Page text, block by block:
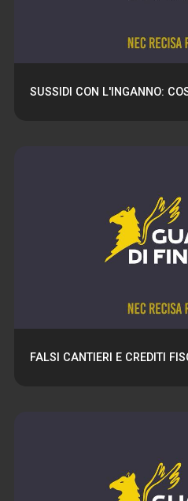
SUSSIDI CON L'INGANNO:
FALSI CANTIERI E CREDITI